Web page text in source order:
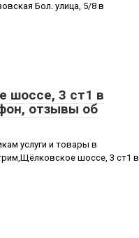
Бол. улица, 5/8 в
шоссе, 3 ст1 в
отзывы об
услуги и товары в
шоссе, 3 ст1 в